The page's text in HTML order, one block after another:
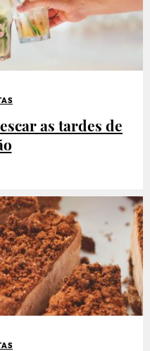
as tardes de